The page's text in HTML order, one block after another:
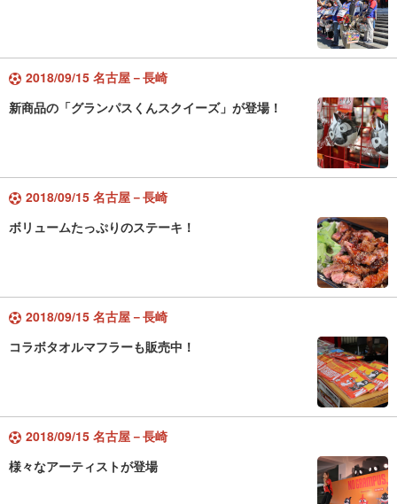
2018/09/15 名古屋－長崎
新商品の「グランパスくんスクイーズ」が登場！
2018/09/15 名古屋－長崎
ボリュームたっぷりのステーキ！
2018/09/15 名古屋－長崎
コラボタオルマフラーも販売中！
2018/09/15 名古屋－長崎
様々なアーティストが登場